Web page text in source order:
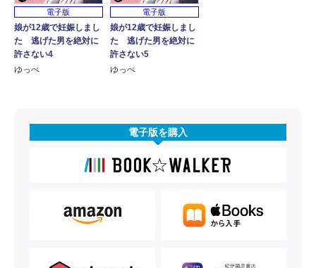
電子版
娘が12歳で妊娠しまし
た 逃げた男を絶対に
許さない4
ゆっぺ
電子版
娘が12歳で妊娠しまし
た 逃げた男を絶対に
許さない5
ゆっぺ
電子版を購入